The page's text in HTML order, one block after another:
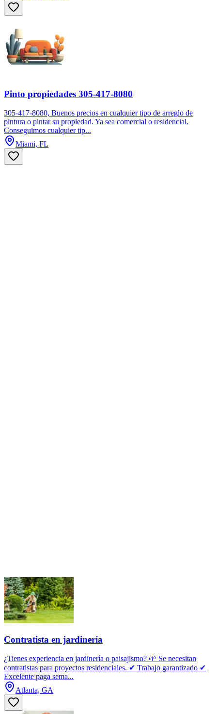
Pinto propiedades 305-417-8080
305-417-8080, Buenos precios en cualquier tipo de arreglo de
pintura o pintar su propiedad. Ya sea comercial o residencial.
Conseguimos cualquier tip...
Miami, FL
Contratista en jardinería
¿Tienes experiencia en jardinería o paisajismo? 🌱 Se necesitan
contratistas para proyectos residenciales. ✔ Trabajo garantizado ✔
Excelente paga sema...
Atlanta, GA